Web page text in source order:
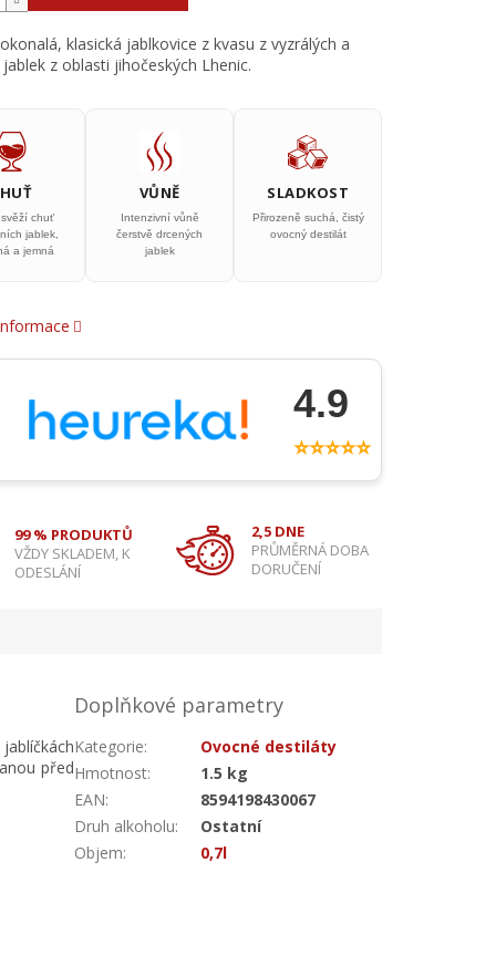
klasická jablkovice z kvasu z vyzrálých a
jablek z oblasti jihočeských Lhenic.
chuť
jablek,
a jemná
VŮNĚ
Intenzivní vůně
čerstvě drcených
jablek
SLADKOST
Přirozeně suchá, čistý
ovocný destilát
4.9
⭐⭐⭐⭐⭐
99 % PRODUKTŮ
VŽDY SKLADEM, K
ODESLÁNÍ
2,5 DNE
PRŮMĚRNÁ DOBA
DORUČENÍ
před
Doplňkové parametry
Kategorie:
Ovocné destiláty
Hmotnost:
1.5 kg
EAN:
8594198430067
Druh alkoholu:
Ostatní
Objem: 0,7l